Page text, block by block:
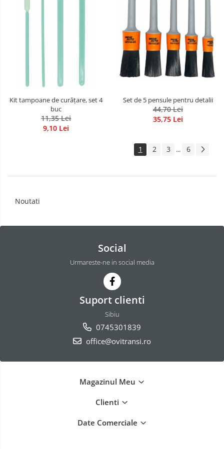
Kit tampoane de curățare, set 4
buc
11,35 Lei
9,10 Lei
Set de 5 pensule pentru detalii
44,70 Lei
35,75 Lei
1 2 3 ... 6
Noutati
Social
Urmareste-ne in social media
Suport clienti
Sibiu
0745301839
office@ovitransi.ro
Magazinul Meu
Clienti
Date Comerciale